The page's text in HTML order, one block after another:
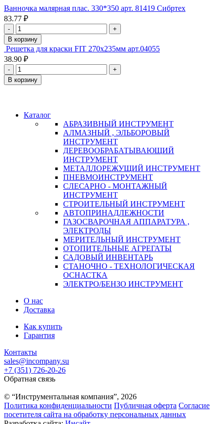
Ванночка малярная плас. 330*350 арт. 81419 Сибртех
83.77 ₽
-
+
В корзину
Решетка для краски FIT 270х235мм арт.04055
38.90 ₽
-
+
В корзину
Каталог
АБРАЗИВНЫЙ ИНСТРУМЕНТ
АЛМАЗНЫЙ , ЭЛЬБОРОВЫЙ
ИНСТРУМЕНТ
ДЕРЕВООБРАБАТЫВАЮЩИЙ
ИНСТРУМЕНТ
МЕТАЛЛОРЕЖУЩИЙ ИНСТРУМЕНТ
ПНЕВМОИНСТРУМЕНТ
СЛЕСАРНО - МОНТАЖНЫЙ
ИНСТРУМЕНТ
СТРОИТЕЛЬНЫЙ ИНСТРУМЕНТ
АВТОПРИНАДЛЕЖНОСТИ
ГАЗОСВАРОЧНАЯ АППАРАТУРА ,
ЭЛЕКТРОДЫ
МЕРИТЕЛЬНЫЙ ИНСТРУМЕНТ
ОТОПИТЕЛЬНЫЕ АГРЕГАТЫ
САДОВЫЙ ИНВЕНТАРЬ
СТАНОЧНО - ТЕХНОЛОГИЧЕСКАЯ
ОСНАСТКА
ЭЛЕКТРО/БЕНЗО ИНСТРУМЕНТ
О нас
Доставка
Как купить
Гарантия
Контакты
sales@incompany.su
+7 (351) 726-20-26
Обратная связь
© “Инструментальная компания”, 2026
Политика конфиденциальности Публичная оферта Согласие
посетителя сайта на обработку персональных данных